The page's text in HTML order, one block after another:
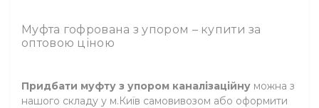
Муфта гофрована з упором – купити за
оптовою ціною
Придбати муфту з упором каналізаційну можна з
нашого складу у м.Київ самовивозом або оформити